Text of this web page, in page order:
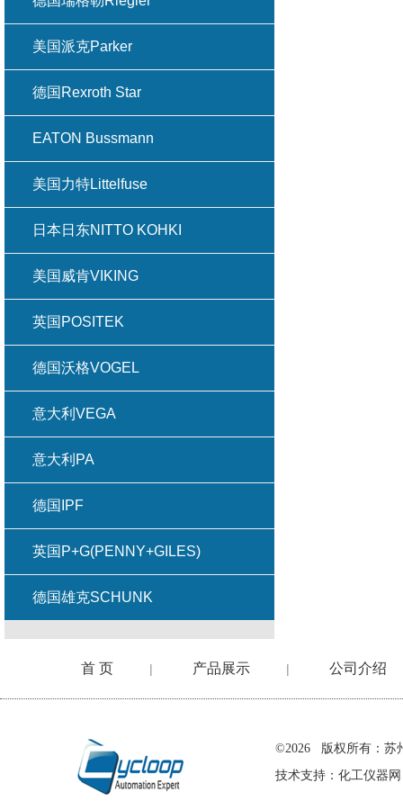
美国派克Parker
德国Rexroth Star
EATON Bussmann
美国力特Littelfuse
日本日东NITTO KOHKI
美国威肯VIKING
英国POSITEK
德国沃格VOGEL
意大利VEGA
意大利PA
德国IPF
英国P+G(PENNY+GILES)
德国雄克SCHUNK
首 页 | 产品展示 | 公司介绍
©2026 版权所有：苏
技术支持： 化工仪器网